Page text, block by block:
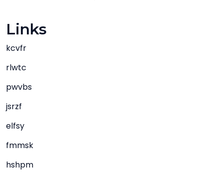
Links
kcvfr
rlwtc
pwvbs
jsrzf
elfsy
fmmsk
hshpm